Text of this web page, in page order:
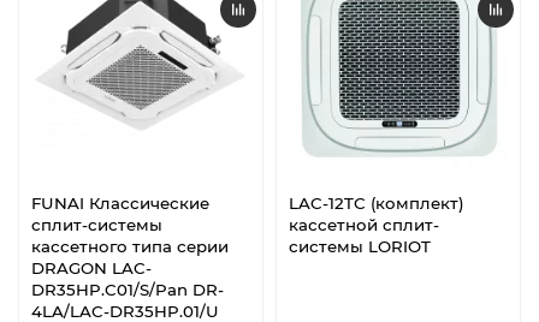
FUNAI Классические
сплит-системы
кассетного типа серии
DRAGON LAC-
DR35HP.C01/S/Pan DR-
4LA/LAC-DR35HP.01/U
LAC-12TС (комплект)
кассетной сплит-
системы LORIOT